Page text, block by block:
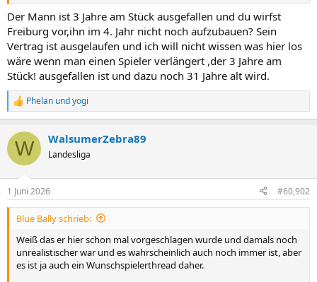
Der Mann ist 3 Jahre am Stück ausgefallen und du wirfst
Freiburg vor,ihn im 4. Jahr nicht noch aufzubauen? Sein
Vertrag ist ausgelaufen und ich will nicht wissen was hier los
wäre wenn man einen Spieler verlängert ,der 3 Jahre am
Stück! ausgefallen ist und dazu noch 31 Jahre alt wird.
R
e
k
i
e
n
Phelan undyogi
W WalsumerZebra89
Landesliga
1 Juni 2026 #60,902
Blue Bally schrieb:
Weiß das er hier schon mal vorgeschlagen wurde und damals noch
unrealistischer war und es wahrscheinlich auch noch immer ist, aber
es ist ja auch ein Wunschspielerthread daher.